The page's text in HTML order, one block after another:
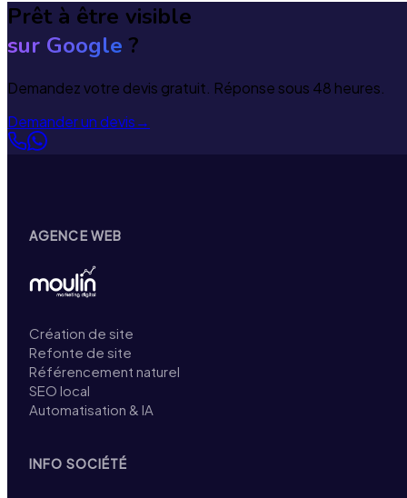
Prêt à être visible
sur Google ?
Demandez votre devis gratuit. Réponse sous 48 heures.
Demander un devis→
AGENCE WEB
Création de site
Refonte de site
Référencement naturel
SEO local
Automatisation & IA
INFO SOCIÉTÉ